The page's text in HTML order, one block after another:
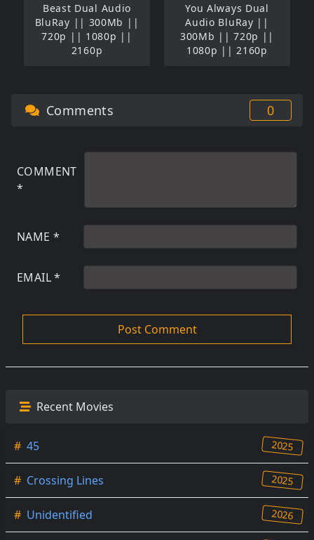
Beast Dual Audio
BluRay || 300Mb ||
720p || 1080p ||
2160p
You Always Dual
Audio BluRay ||
300Mb || 720p ||
1080p || 2160p
Comments 0
COMMENT
*
NAME *
EMAIL*
Recent Movies
# 45 2025
# Crossing Lines 2025
# Unidentified 2026